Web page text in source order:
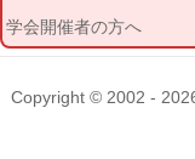
学会開催者の方へ
Copyright © 2002 -